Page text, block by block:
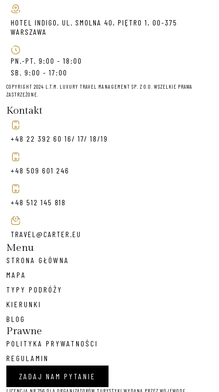
HOTEL INDIGO, UL. SMOLNA 40, PIĘTRO 1, 00-375
WARSZAWA
PN.-PT. 9:00 - 18:00
SB. 9:00 - 17:00
COPYRIGHT 2024 L.T.M. LUXURY TRAVEL MANAGEMENT SP. Z O.O. WSZELKIE PRAWA
ZASTRZEŻONE.
Kontakt
+48 22 392 60 16/ 17/ 18/19
+48 509 601 246
+48 512 145 818
TRAVEL@CARTER.EU
Menu
STRONA GŁÓWNA
MAPA
TYPY PODRÓŻY
KIERUNKI
BLOG
Prawne
POLITYKA PRYWATNOŚCI
REGULAMIN
ZADAJ NAM PYTANIE
LICENCJA NR 756 DLA ORGANIZATORÓW TURYSTYKI WYDANA PRZEZ WOJEWODĘ